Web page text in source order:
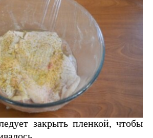
закрыть пленкой, чтобы